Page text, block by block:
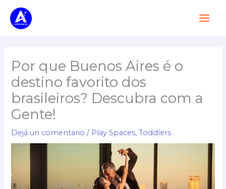
Por que Buenos Aires é o
destino favorito dos
brasileiros? Descubra com a
Gente!
Dejá un comentario / Play Spaces,Toddlers